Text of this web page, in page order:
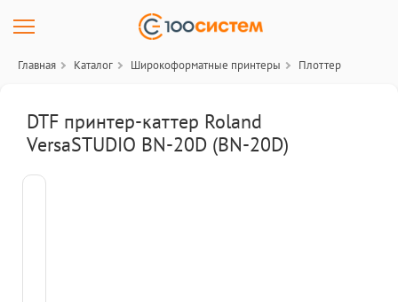
Главная Каталог Широкоформатные принтеры Плоттер
DTF принтер-каттер Roland
VersaSTUDIO BN-20D (BN-20D)